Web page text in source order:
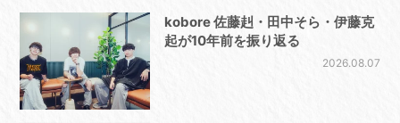
kobore 佐藤赳・田中そら・伊藤克
起が10年前を振り返る
2026.08.07